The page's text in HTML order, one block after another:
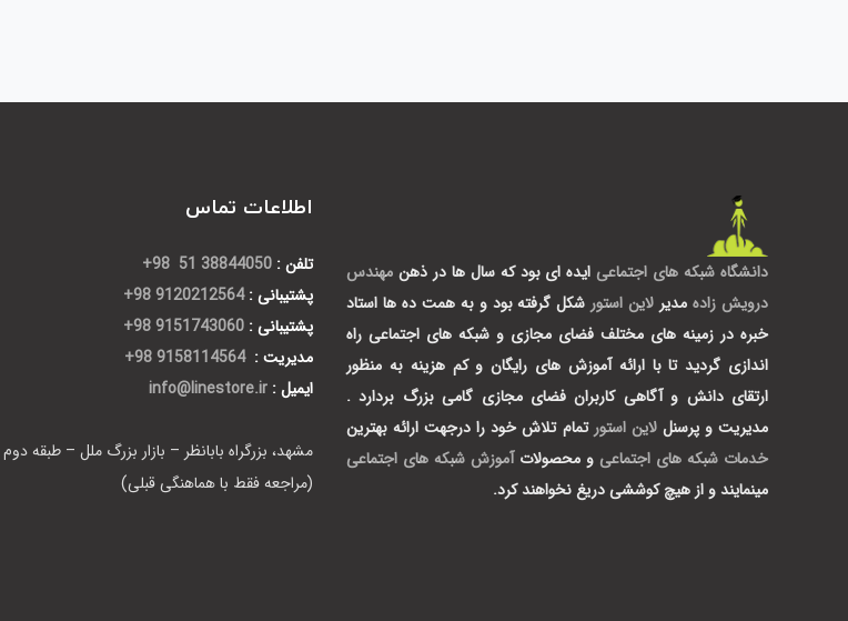
دانشگاه شبکه های اجتماعی ایده ای بود که سال ها در ذهن مهندس
درویش زاده مدیر لاین استور شکل گرفته بود و به همت ده ها استاد
خبره در زمینه های مختلف فضای مجازی و شبکه های اجتماعی راه
اندازی گردید تا با ارائه آموزش های رایگان و کم هزینه به منظور
ارتقای دانش و آگاهی کاربران فضای مجازی گامی بزرگ بردارد .
مدیریت و پرسنللاین استور تمام تلاش خود را درجهت ارائه بهترین
خدمات شبکه های اجتماعی و محصولات آموزش شبکه های اجتماعی
مینمایند و از هیچ کوششی دریغ نخواهند کرد.
اطلاعات تماس
تلفن : 38844050 51 98+
پشتیبانی : 9120212564 98+
پشتیبانی : 9151743060 98+
مدیریت : 9158114564 98+
ایمیل : info@linestore.ir
(مراجعه فقط با هماهنگی قبلی)